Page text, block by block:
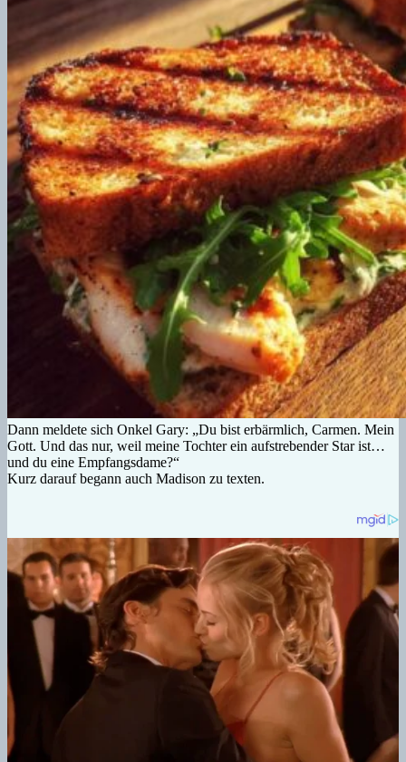
Dann meldete sich Onkel Gary: „Du bist erbärmlich, Carmen. Mein
Gott. Und das nur, weil meine Tochter ein aufstrebender Star ist…
und du eine Empfangsdame?“
Kurz darauf begann auch Madison zu texten.